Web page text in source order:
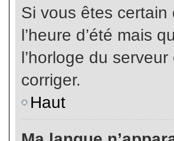
Si vous êtes certain
l’heure d’été mais
l’horloge du
corriger.
Haut